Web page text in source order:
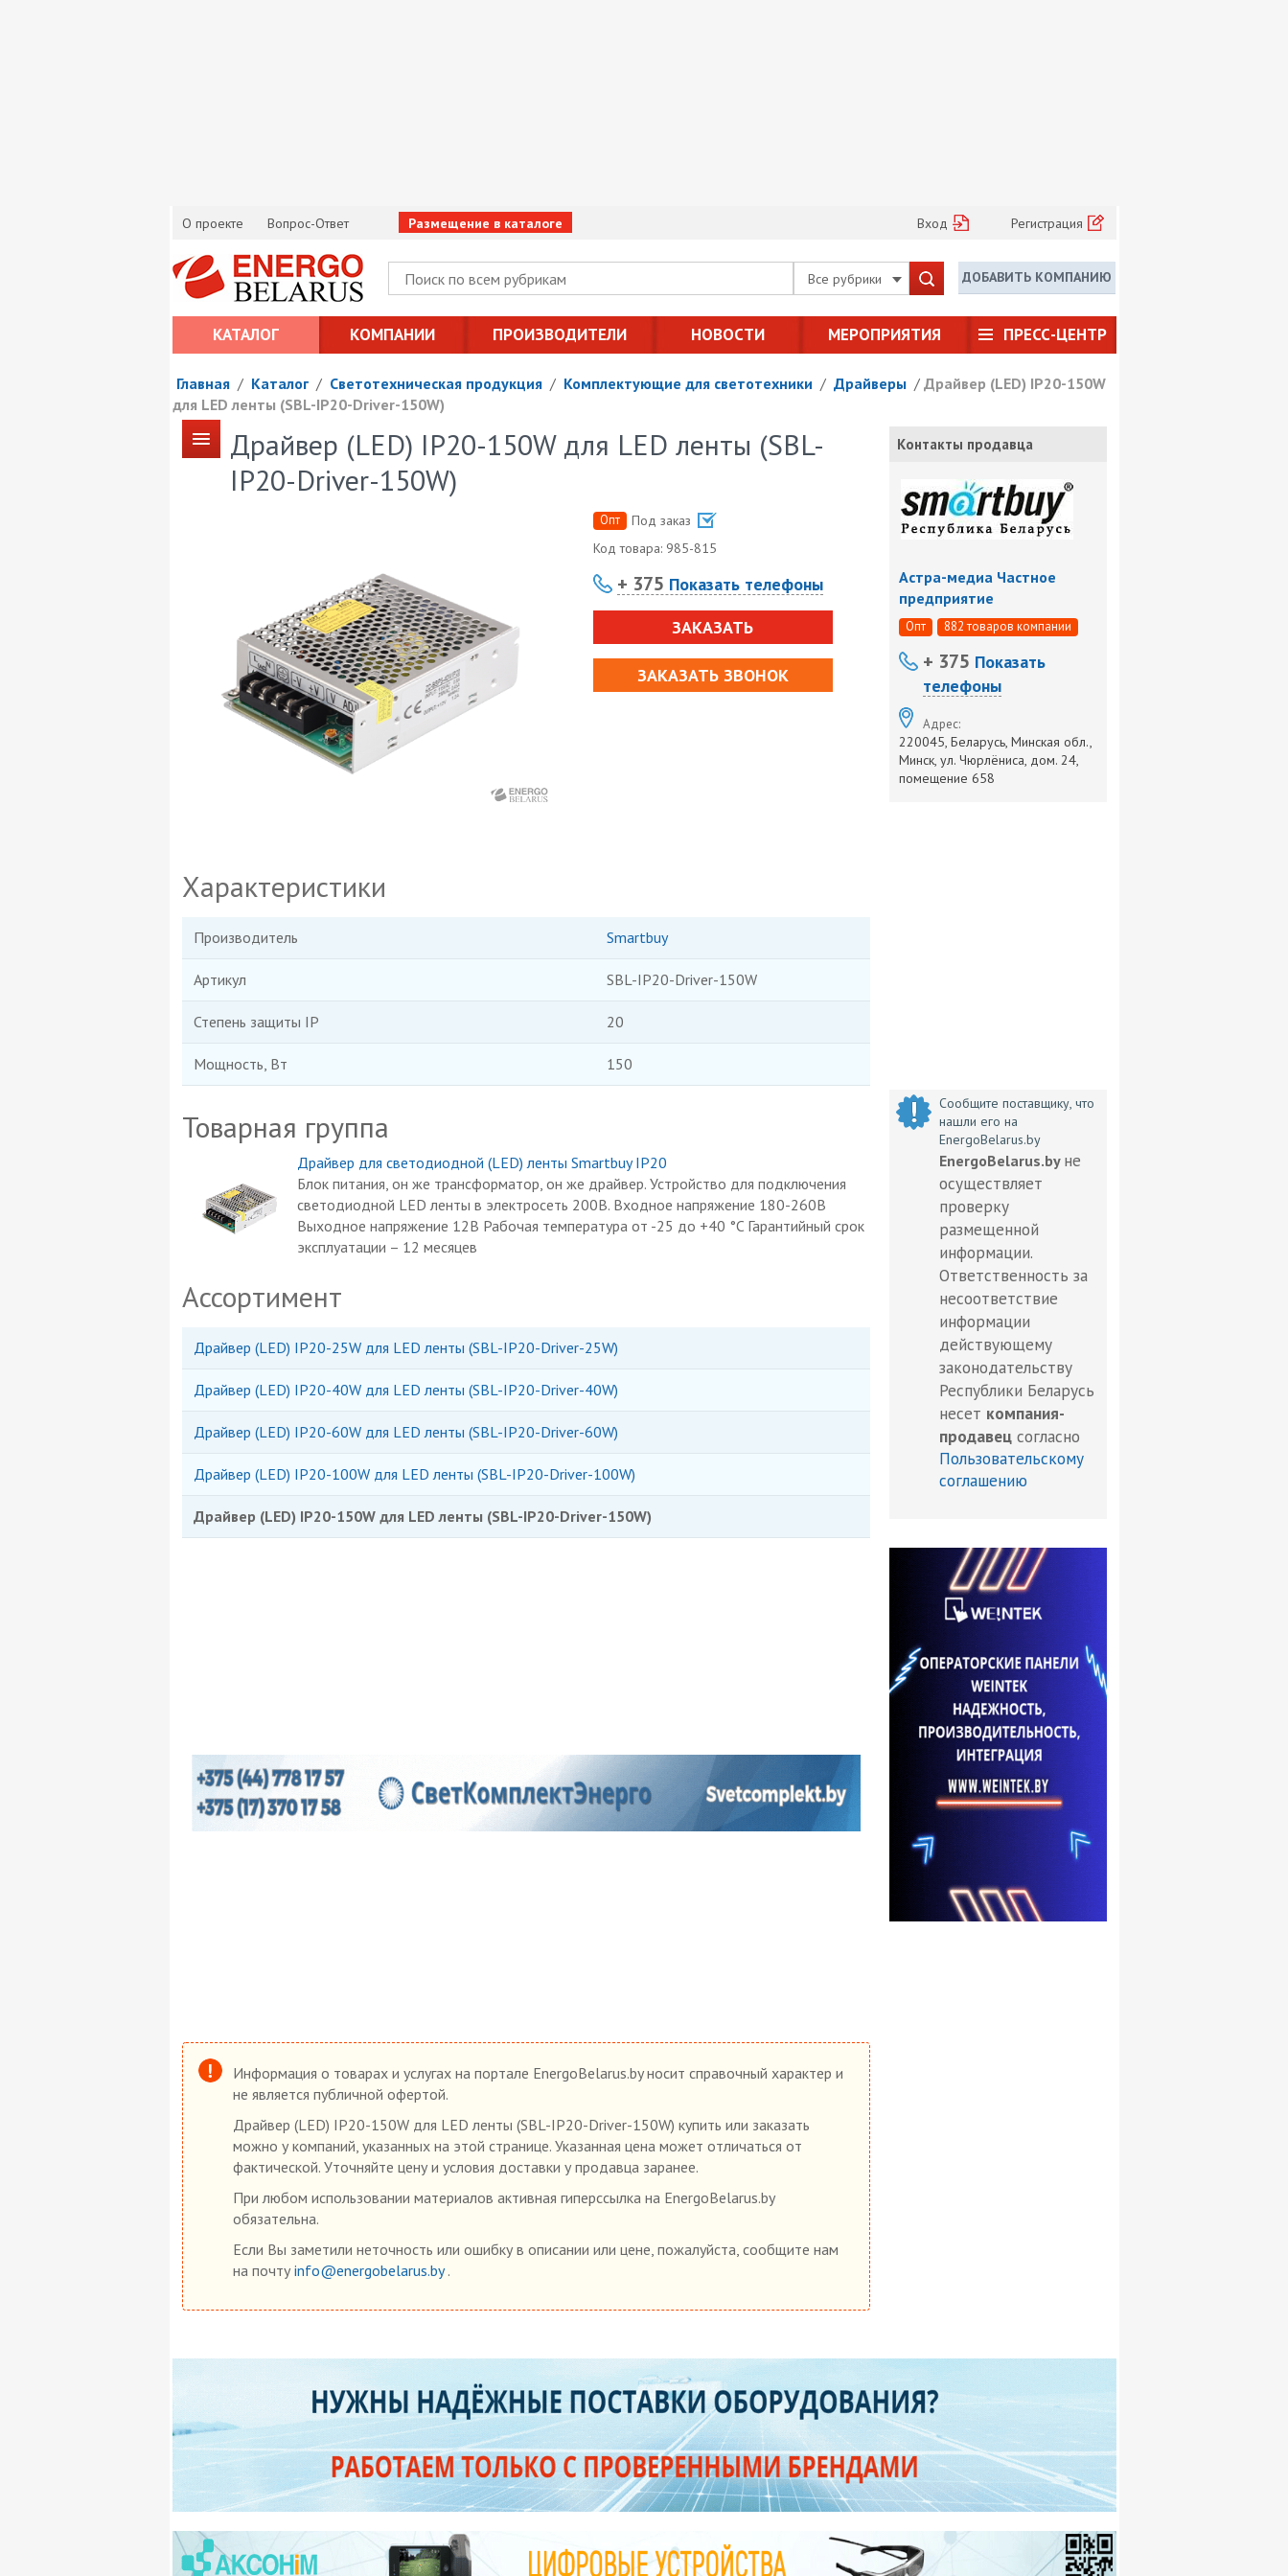
О проекте Вопрос-Ответ Размещение в каталоге Вход Регистрация
Все рубрики ДОБАВИТЬ КОМПАНИЮ
КАТАЛОГ КОМПАНИИ ПРОИЗВОДИТЕЛИ НОВОСТИ МЕРОПРИЯТИЯ ПРЕСС-ЦЕНТР
Главная / Каталог / Светотехническая продукция / Комплектующие для светотехники / Драйверы / Драйвер (LED) IP20-150W
для LED ленты (SBL-IP20-Driver-150W)
Драйвер (LED) IP20-150W для LED ленты (SBL-
IP20-Driver-150W)
Опт
Под заказ
Код товара: 985-815
+ 375 Показать телефоны
ЗАКАЗАТЬ
ЗАКАЗАТЬ ЗВОНОК
Характеристики
Производитель Smartbuy
Артикул SBL-IP20-Driver-150W
Степень защиты IP 20
Мощность, Вт 150
Товарная группа
Драйвер для светодиодной (LED) ленты Smartbuy IP20
Блок питания, он же трансформатор, он же драйвер. Устройство для подключения
светодиодной LED ленты в электросеть 200В. Входное напряжение 180-260В
Выходное напряжение 12В Рабочая температура от -25 до +40 °C Гарантийный срок
эксплуатации – 12 месяцев
Ассортимент
Драйвер (LED) IP20-25W для LED ленты (SBL-IP20-Driver-25W)
Драйвер (LED) IP20-40W для LED ленты (SBL-IP20-Driver-40W)
Драйвер (LED) IP20-60W для LED ленты (SBL-IP20-Driver-60W)
Драйвер (LED) IP20-100W для LED ленты (SBL-IP20-Driver-100W)
Драйвер (LED) IP20-150W для LED ленты (SBL-IP20-Driver-150W)
Контакты продавца
Астра-медиа Частное
предприятие
Опт 882 товаров компании
+ 375 Показать
телефоны
Адрес:
220045, Беларусь, Минская обл.,
Минск, ул. Чюрлёниса, дом. 24,
помещение 658
Сообщите поставщику, что
нашли его на
EnergoBelarus.by
EnergoBelarus.by не
осуществляет
проверку
размещенной
информации.
Ответственность за
несоответствие
информации
действующему
законодательству
Республики Беларусь
несет компания-
продавец согласно
Пользовательскому
соглашению
Информация о товарах и услугах на портале EnergoBelarus.by носит справочный характер и
не является публичной офертой.
Драйвер (LED) IP20-150W для LED ленты (SBL-IP20-Driver-150W) купить или заказать
можно у компаний, указанных на этой странице. Указанная цена может отличаться от
фактической. Уточняйте цену и условия доставки у продавца заранее.
При любом использовании материалов активная гиперссылка на EnergoBelarus.by
обязательна.
Если Вы заметили неточность или ошибку в описании или цене, пожалуйста, сообщите нам
на почту info@energobelarus.by.